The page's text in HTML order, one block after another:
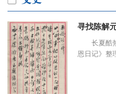
寻找陈解
长夏酷
恩日记》